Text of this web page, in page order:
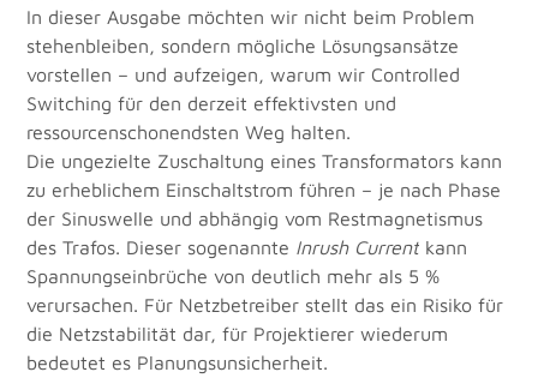
In dieser Ausgabe möchten wir nicht beim Problem
stehenbleiben, sondern mögliche Lösungsansätze
vorstellen – und aufzeigen, warum wir Controlled
Switching für den derzeit effektivsten und
ressourcenschonendsten Weg halten.
Die ungezielte Zuschaltung eines Transformators kann
zu erheblichem Einschaltstrom führen – je nach Phase
der Sinuswelle und abhängig vom Restmagnetismus
des Trafos. Dieser sogenannte Inrush Current kann
Spannungseinbrüche von deutlich mehr als 5 %
verursachen. Für Netzbetreiber stellt das ein Risiko für
die Netzstabilität dar, für Projektierer wiederum
bedeutet es Planungsunsicherheit.